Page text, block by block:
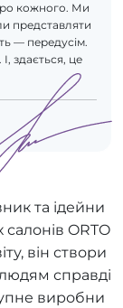
кожного. Ми
представляти
— передусім.
здається, це
та ідейни
ORTO
він створи
людям справді
виробни